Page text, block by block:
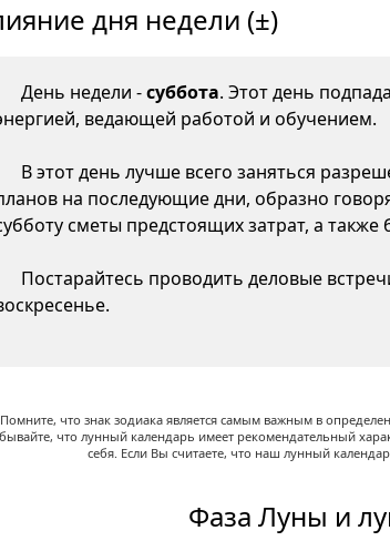
дня недели (±)
День недели -суббота. Этот день
ведающей работой и обучением.
В этот день лучше всего заняться
на последующие дни, образно
сметы предстоящих затрат, а
Постарайтесь проводить деловые
Помните, что знак зодиака является самым важным в
что лунный календарь имеет рекомендательный
себя. Если Вы считаете, что наш лунный
Фаза Луны и